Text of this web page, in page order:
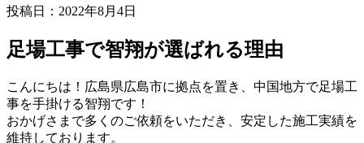
投稿日：2022年8月4日
足場工事で智翔が選ばれる理由
こんにちは！広島県広島市に拠点を置き、中国地方で足場工
事を手掛ける智翔です！
おかげさまで多くのご依頼をいただき、安定した施工実績を
維持しております。